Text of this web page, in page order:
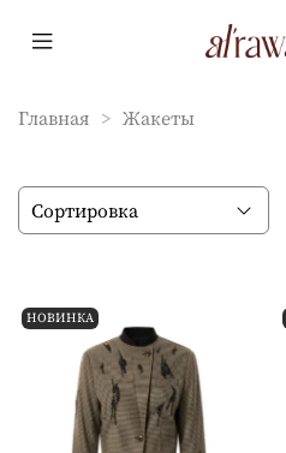
Главная Жакеты
НОВИНКА